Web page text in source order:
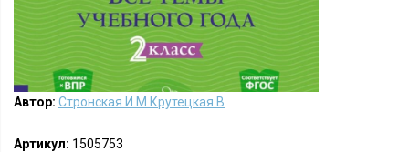
Автор: Стронская И.М Крутецкая В
Артикул: 1505753